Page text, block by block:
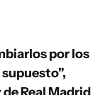
por los